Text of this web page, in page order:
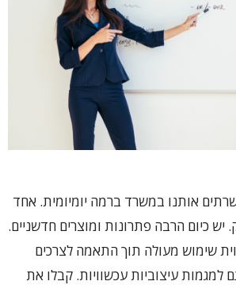
אותנו במשרד ברמה יומיומית. אחד
כיום הרבה פתרונות ומוצרים חדשניים.
שימוש מעולה תוך התאמה לצרכים
למגמות עיצוביות עכשוויות. קבלו את